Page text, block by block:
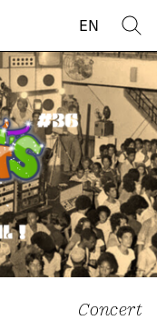
EN
Concert